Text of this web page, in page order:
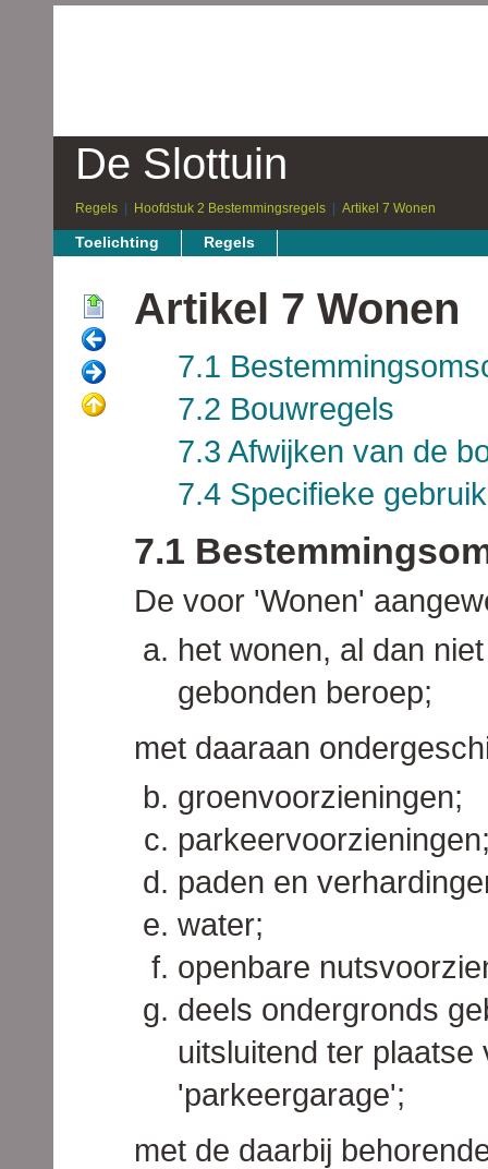
De Slottuin
Regels Hoofdstuk 2 Bestemmingsregels Artikel 7 Wonen
Toelichting Regels
Artikel 7 Wonen
7.1
7.2 Bouwregels
7.3 Afwijken van de
7.4 Specifieke
7.1
De voor 'Wonen'
het wonen, al dan
gebonden beroep;
met daaraan
groenvoorzieningen;
paden en
water;
openbare
deels ondergronds
uitsluitend ter plaatse
'parkeergarage';
met de daarbij